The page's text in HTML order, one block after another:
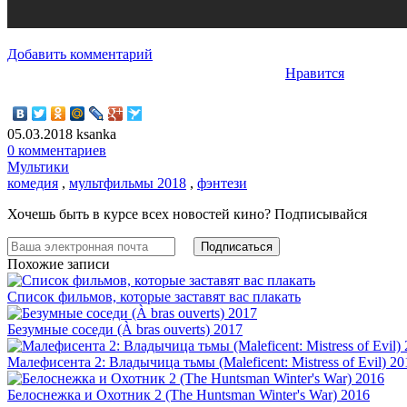
Добавить комментарий
Нравится
05.03.2018 ksanka
0 комментариев
Мультики
комедия , мультфильмы 2018 , фэнтези
Хочешь быть в курсе всех новостей кино? Подписывайся
Похожие записи
Список фильмов, которые заставят вас плакать
Безумные соседи (À bras ouverts) 2017
Малефисента 2: Владычица тьмы (Maleficent: Mistress of Evil)
Белоснежка и Охотник 2 (The Huntsman Winter's War) 2016